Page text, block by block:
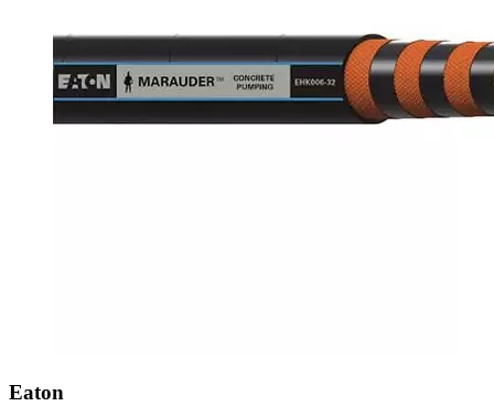
Eaton